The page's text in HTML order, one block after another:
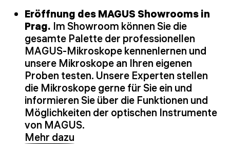
Eröffnung des MAGUS Showrooms in
Prag. Im Showroom können Sie die
gesamte Palette der professionellen
MAGUS-Mikroskope kennenlernen und
unsere Mikroskope an Ihren eigenen
Proben testen. Unsere Experten stellen
die Mikroskope gerne für Sie ein und
informieren Sie über die Funktionen und
Möglichkeiten der optischen Instrumente
von MAGUS.
Mehr dazu